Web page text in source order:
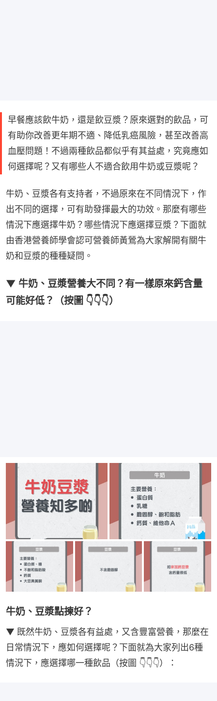
早餐應該飲牛奶，還是飲豆漿？原來選對的飲品，可
有助你改善更年期不適、降低乳癌風險，甚至改善高
血壓問題！不過兩種飲品都似乎有其益處，究竟應如
何選擇呢？又有哪些人不適合飲用牛奶或豆漿呢？
牛奶、豆漿各有支持者，不過原來在不同情況下，作
出不同的選擇，可有助發揮最大的功效。那麼有哪些
情況下應選擇牛奶？哪些情況下應選擇豆漿？下面就
由香港營養師學會認可營養師黃鶯為大家解開有關牛
奶和豆漿的種種疑問。
▼ 牛奶、豆漿營養大不同？有一樣原來鈣含量
可能好低？（按圖 👇👇👇）
牛奶、豆漿點揀好？
▼ 既然牛奶、豆漿各有益處，又含豐富營養，那麼在
日常情況下，應如何選擇呢？下面就為大家列出6種
情況下，應選擇哪一種飲品（按圖 👇👇👇）：